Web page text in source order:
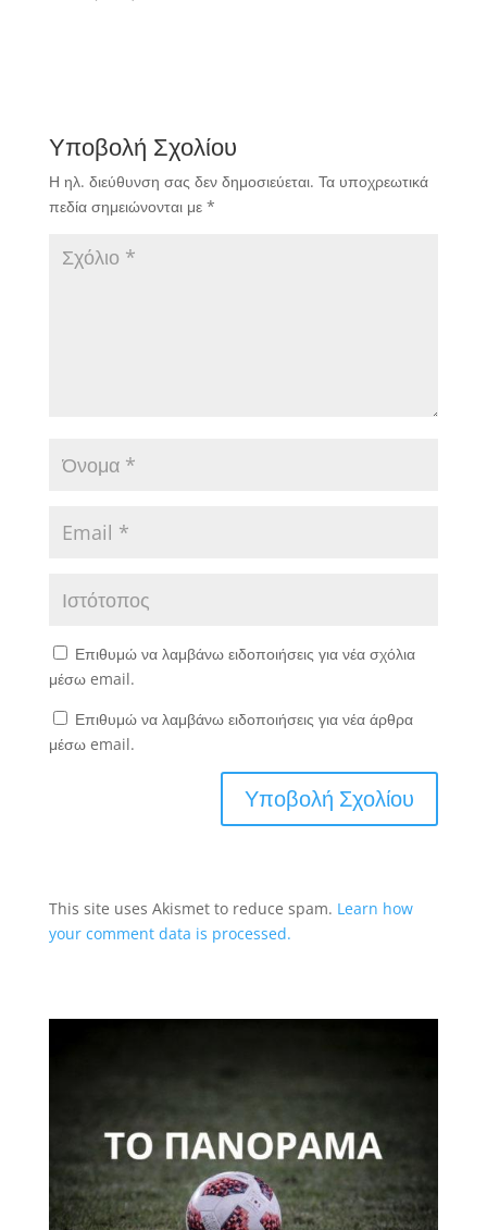
Υποβολή Σχολίου
Η ηλ. διεύθυνση σας δεν δημοσιεύεται. Τα υποχρεωτικά
πεδία σημειώνονται με *
Επιθυμώ να λαμβάνω ειδοποιήσεις για νέα σχόλια
μέσω email.
Επιθυμώ να λαμβάνω ειδοποιήσεις για νέα άρθρα
μέσω email.
This site uses Akismet to reduce spam. Learn how
your comment data is processed.